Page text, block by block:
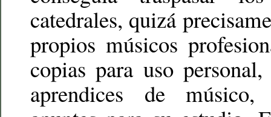
catedrales, quizá
propios músicos
copias para uso
aprendices de músico,